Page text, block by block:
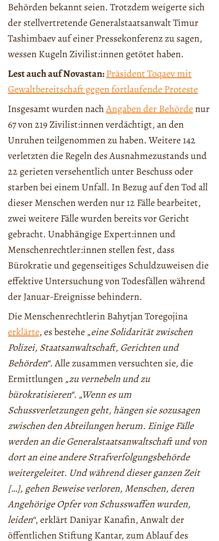
Behörden bekannt seien. Trotzdem weigerte sich
der stellvertretende Generalstaatsanwalt Timur
Tashimbaev auf einer Pressekonferenz zu sagen,
wessen Kugeln Zivilist:innen getötet haben.
Lest auch auf Novastan:Präsident Toqaev mit
Gewaltbereitschaft gegen fortlaufende Proteste
Insgesamt wurden nachAngaben der Behördenur
67 von 219 Zivilist:innen verdächtigt, an den
Unruhen teilgenommen zu haben. Weitere 142
verletzten die Regeln des Ausnahmezustands und
22 gerieten versehentlich unter Beschuss oder
starben bei einem Unfall. In Bezug auf den Tod all
dieser Menschen werden nur 12 Fälle bearbeitet,
zwei weitere Fälle wurden bereits vor Gericht
gebracht. Unabhängige Expert:innen und
Menschenrechtler:innen stellen fest, dass
Bürokratie und gegenseitiges Schuldzuweisen die
effektive Untersuchung von Todesfällen während
der Januar-Ereignisse behindern.
Die Menschenrechtlerin Bahytjan Toregojina
erklärte, es bestehe „eine Solidarität zwischen
Polizei, Staatsanwaltschaft, Gerichten und
Behörden“. Alle zusammen versuchten sie, die
Ermittlungen„zu vernebeln und zu
bürokratisieren“. „Wenn es um
Schussverletzungen geht, hängen sie sozusagen
zwischen den Abteilungen herum. Einige Fälle
werden an die Generalstaatsanwaltschaft und von
dort an eine andere Strafverfolgungsbehörde
weitergeleitet. Und während dieser ganzen Zeit
[…], gehen Beweise verloren, Menschen, deren
Angehörige Opfer von Schusswaffen wurden,
leiden“, erklärt Daniyar Kanafin, Anwalt der
öffentlichen Stiftung Kantar, zum Ablauf des